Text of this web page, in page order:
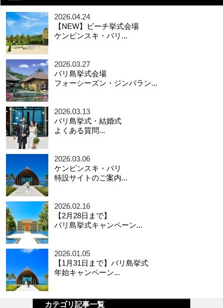
2026.04.24
【NEW】ビーチ挙式会場
ケンピンスキ・バリ...
2026.03.27
バリ島挙式会場
フォーシーズン・ジンバラン...
2026.03.13
バリ島挙式・結婚式
よくある質問...
2026.03.06
ケンピンスキ・バリ
特設サイトのご案内...
2026.02.16
【2月28日まで】
バリ島挙式キャンペーン...
2026.01.05
【1月31日まで】バリ島挙式
年始キャンペーン...
カテゴリ記事一覧